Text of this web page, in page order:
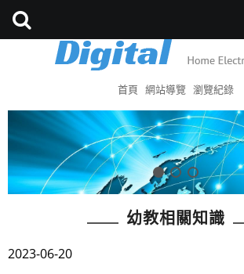
首頁 網站導覽 瀏覽紀錄
幼教相關知識
2023-06-20